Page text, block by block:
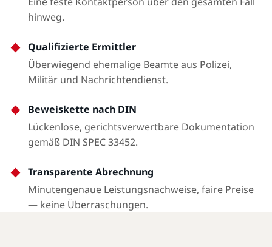
hinweg.
Qualifizierte Ermittler
Überwiegend ehemalige Beamte aus Polizei,
Militär und Nachrichtendienst.
Beweiskette nach DIN
Lückenlose, gerichtsverwertbare Dokumentation
gemäß DIN SPEC 33452.
Transparente Abrechnung
Minutengenaue Leistungsnachweise, faire Preise
— keine Überraschungen.